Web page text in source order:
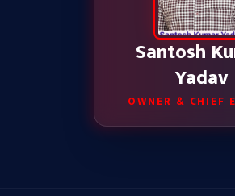
Santosh
Yadav
OWNER & CHIEF